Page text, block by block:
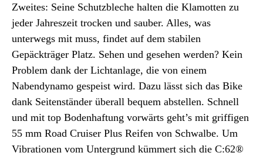
Zweites: Seine Schutzbleche halten die Klamotten zu
jeder Jahreszeit trocken und sauber. Alles, was
unterwegs mit muss, findet auf dem stabilen
Gepäckträger Platz. Sehen und gesehen werden? Kein
Problem dank der Lichtanlage, die von einem
Nabendynamo gespeist wird. Dazu lässt sich das Bike
dank Seitenständer überall bequem abstellen. Schnell
und mit top Bodenhaftung vorwärts geht’s mit griffigen
55 mm Road Cruiser Plus Reifen von Schwalbe. Um
Vibrationen vom Untergrund kümmert sich die C:62®